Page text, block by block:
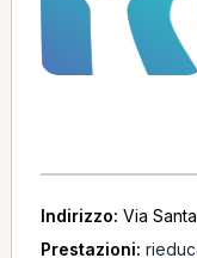
Indirizzo: Via
Prestazioni: